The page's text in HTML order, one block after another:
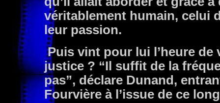
véritablement humain, celui
leur passion.
Puis vint pour lui l’heure de
justice ? “Il suffit de la
pas”, déclare Dunand,
Fourvière à l’issue de ce